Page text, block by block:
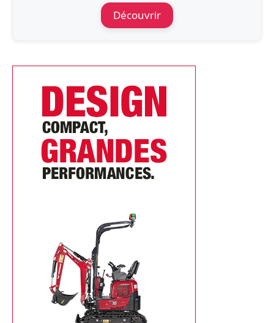
Découvrir